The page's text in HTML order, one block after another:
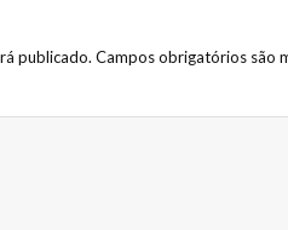
publicado. Campos obrigatórios são